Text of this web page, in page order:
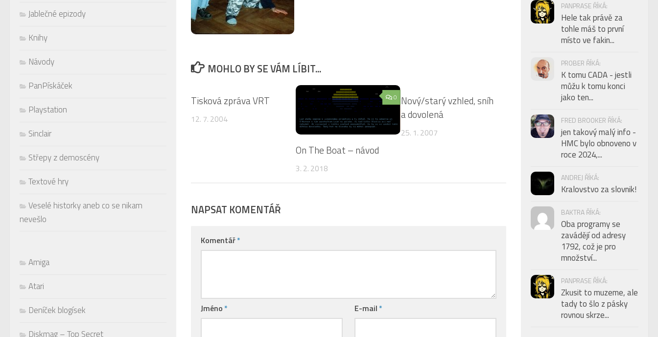
MOHLO BY SE VÁM LÍBIT...
Tisková zpráva VRT
12. 7. 2004
0
On The Boat – návod
3. 2. 2018
Nový/starý vzhled, sníh
a dovolená
25. 1. 2007
NAPSAT KOMENTÁŘ
Komentář*
Jméno * E-mail *
Jablečné epizody
Knihy
Návody
PanPískáček
Playstation
Sinclair
Střepy z demoscény
Textové hry
Veselé historky aneb co se nikam
nevešlo
Amiga
Atari
Deníček blogísek
Diskmag – Top Secret
PANPRASE ŘÍKÁ:
Hele tak právě za
tohle máš to první
místo ve fakin...
PROBER ŘÍKÁ:
K tomu CADA - jestli
můžu k tomu konci
jako ten...
FRED BROOKER ŘÍKÁ:
jen takový malý info -
HMC bylo obnoveno v
roce 2024,...
ANDREJ ŘÍKÁ:
Kralovstvo za slovnik!
BAKTRA ŘÍKÁ:
Oba programy se
zavádějí od adresy
1792, což je pro
množství...
PANPRASE ŘÍKÁ:
Zkusit to muzeme, ale
tady to šlo z pásky
rovnou skrze...